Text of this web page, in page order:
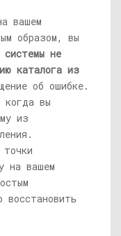
вашем
образом, вы
системы не
каталога из
об ошибке.
когда вы
из
точки
на вашем
восстановить